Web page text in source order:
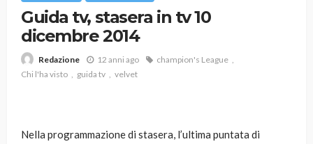
Guida tv, stasera in tv 10
dicembre 2014
Redazione 12 anni ago
champion's League
Chi l'ha visto
guida tv velvet
Nella programmazione di stasera, l’ultima puntata di